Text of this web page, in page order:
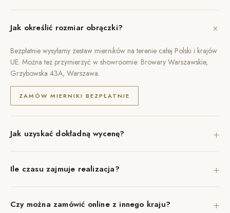
Jak określić rozmiar obrączki? +
Bezpłatnie wysyłamy zestaw mierników na terenie całej Polski i krajów
UE. Można też przymierzyć w showroomie: Browary Warszawskie,
Grzybowska 43A, Warszawa.
ZAMÓW MIERNIKI BEZPŁATNIE
Jak uzyskać dokładną wycenę? +
Ile czasu zajmuje realizacja? +
Czy można zamówić online z innego kraju? +